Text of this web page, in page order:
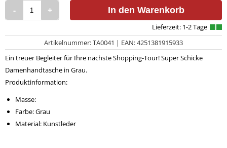
- + In den Warenkorb
Artikelnummer: TA0041 | EAN: 4251381915933
Ein treuer Begleiter für Ihre nächste Shopping-Tour! Super Schicke
Damenhandtasche in Grau.
Produktinformation:
Masse:
Farbe: Grau
Material: Kunstleder